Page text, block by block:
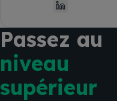
Passez au
niveau
supérieur